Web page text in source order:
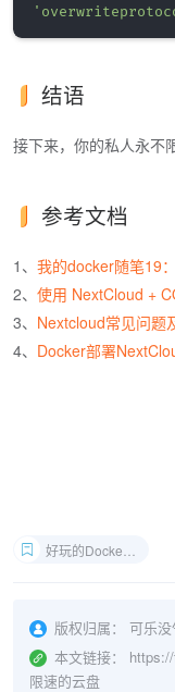
结语
接下来，你的私人永不
参考文档
1、 我的docker随笔19
2、 使用 NextCloud +
3、 Nextcloud常见问题
4、 Docker部署
好玩的Docker项目
版权归属：
可乐
本文链接：
限速的云盘